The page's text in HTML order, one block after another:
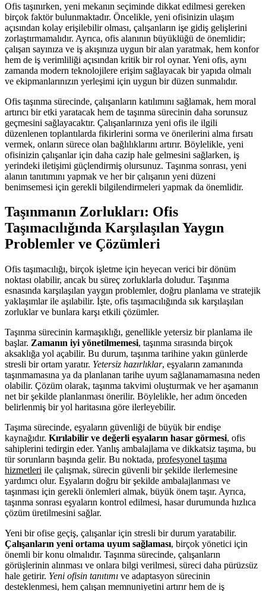
Ofis taşınırken, yeni mekanın seçiminde dikkat edilmesi gereken
birçok faktör bulunmaktadır. Öncelikle, yeni ofisinizin ulaşım
açısından kolay erişilebilir olması, çalışanların işe gidiş gelişlerini
zorlaştırmamalıdır. Ayrıca, ofis alanının büyüklüğü de önemlidir;
çalışan sayınıza ve iş akışınıza uygun bir alan yaratmak, hem konfor
hem de iş verimliliği açısından kritik bir rol oynar. Yeni ofis, aynı
zamanda modern teknolojilere erişim sağlayacak bir yapıda olmalı
ve ekipmanlarınızın yerleşimi için uygun bir düzen sunmalıdır.
Ofis taşınma sürecinde, çalışanların katılımını sağlamak, hem moral
artırıcı bir etki yaratacak hem de taşınma sürecinin daha sorunsuz
geçmesini sağlayacaktır. Çalışanlarınıza yeni ofis ile ilgili
düzenlenen toplantılarda fikirlerini sorma ve önerilerini alma fırsatı
vermek, onların sürece olan bağlılıklarını artırır. Böylelikle, yeni
ofisinizin çalışanlar için daha cazip hale gelmesini sağlarken, iş
yerindeki iletişimi güçlendirmiş olursunuz. Taşınma sonrası, yeni
alanın tanıtımını yapmak ve her bir çalışanın yeni düzeni
benimsemesi için gerekli bilgilendirmeleri yapmak da önemlidir.
Taşınmanın Zorlukları: Ofis
Taşımacılığında Karşılaşılan Yaygın
Problemler ve Çözümleri
Ofis taşımacılığı, birçok işletme için heyecan verici bir dönüm
noktası olabilir, ancak bu süreç zorluklarla doludur. Taşınma
esnasında karşılaşılan yaygın problemler, doğru planlama ve stratejik
yaklaşımlar ile aşılabilir. İşte, ofis taşımacılığında sık karşılaşılan
zorluklar ve bunlara karşı etkili çözümler.
Taşınma sürecinin karmaşıklığı, genellikle yetersiz bir planlama ile
başlar. Zamanın iyi yönetilmemesi, taşınma sırasında birçok
aksaklığa yol açabilir. Bu durum, taşınma tarihine yakın günlerde
stresli bir ortam yaratır. Yetersiz hazırlıklar, eşyaların zamanında
taşınmamasına ya da planlanan tarihe uyum sağlanamamasına neden
olabilir. Çözüm olarak, taşınma takvimi oluşturmak ve her aşamanın
net bir şekilde planlanması önerilir. Böylelikle, her adım önceden
belirlenmiş bir yol haritasına göre ilerleyebilir.
Taşıma sürecinde, eşyaların güvenliği de büyük bir endişe
kaynağıdır. Kırılabilir ve değerli eşyaların hasar görmesi, ofis
sahiplerini tedirgin eder. Yanlış ambalajlama ve dikkatsiz taşıma, bu
tür sorunların başında gelir. Bu noktada, profesyonel taşıma
hizmetleri ile çalışmak, sürecin güvenli bir şekilde ilerlemesine
yardımcı olur. Eşyaların doğru bir şekilde ambalajlanması ve
taşınması için gerekli önlemleri almak, büyük önem taşır. Ayrıca,
taşınma sonrası eşyaların kontrol edilmesi, hasar durumunda hızlıca
çözüm üretilmesini sağlar.
Yeni bir ofise geçiş, çalışanlar için stresli bir durum yaratabilir.
Çalışanların yeni ortama uyum sağlaması, birçok yönetici için
önemli bir konu olmalıdır. Taşınma sürecinde, çalışanların
görüşlerinin alınması ve onlara bilgi verilmesi, süreci daha pürüzsüz
hale getirir. Yeni ofisin tanıtımı ve adaptasyon sürecinin
desteklenmesi, hem çalışan memnuniyetini artırır hem de iş